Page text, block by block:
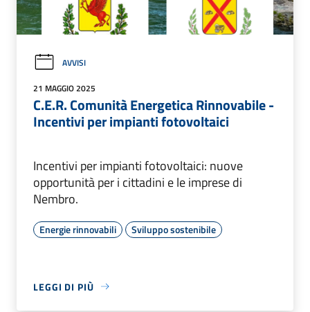
AVVISI
21 MAGGIO 2025
C.E.R. Comunità Energetica Rinnovabile -
Incentivi per impianti fotovoltaici
Incentivi per impianti fotovoltaici: nuove
opportunità per i cittadini e le imprese di
Nembro.
Energie rinnovabili Sviluppo sostenibile
LEGGI DI PIÙ